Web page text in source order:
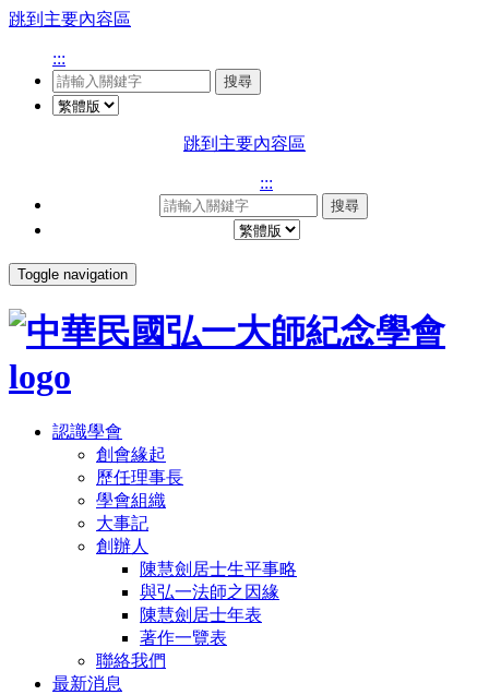
跳到主要內容區
:::
搜尋
跳到主要內容區
:::
搜尋
Toggle navigation
認識學會
創會緣起
歷任理事長
學會組織
大事記
創辦人
陳慧劍居士生平事略
與弘一法師之因緣
陳慧劍居士年表
著作一覽表
聯絡我們
最新消息